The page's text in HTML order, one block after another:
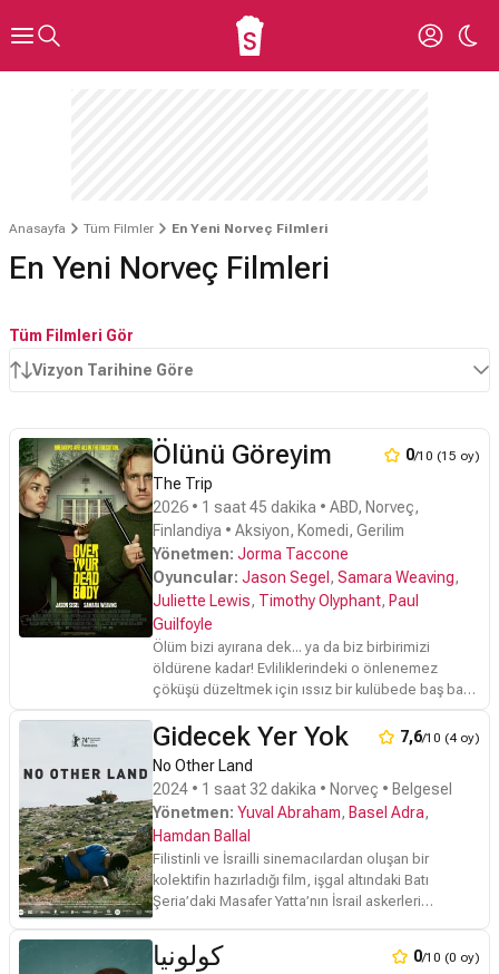
Anasayfa Tüm Filmler En Yeni Norveç Filmleri
En Yeni Norveç Filmleri
Tüm Filmleri Gör
Vizyon Tarihine Göre
Ölünü Göreyim 0/10 (15 oy)
The Trip
2026 • 1 saat 45 dakika • ABD, Norveç,
Finlandiya • Aksiyon, Komedi, Gerilim
Yönetmen: Jorma Taccone
Oyuncular: Jason Segel , Samara Weaving,
Juliette Lewis, Timothy Olyphant, Paul
Guilfoyle
Ölüm bizi ayırana dek... ya da biz birbirimizi
öldürene kadar! Evliliklerindeki o önlenemez
çöküşü düzeltmek için ıssız bir kulübede baş başa
hazırlamak için doğru zamanı beklemektedir.
planlarına bıraktığı bu tehlikeli tatilde, her bir jest
ve her bir gülümseme ölümcül bir tuzağın
habercisidir. Kimin daha hızlı, kimin daha acımasız
olduğunu sorgulatan; gerilim dozu yüksek,
klostrofobik bir ölüm kalım savaşı.
Gidecek Yer Yok 7,6/10 (4 oy)
No Other Land
2024 • 1 saat 32 dakika • Norveç • Belgesel
Yönetmen: Yuval Abraham, Basel Adra,
Hamdan Ballal
Filistinli ve İsrailli sinemacılardan oluşan bir
kolektifin hazırladığı film, işgal altındaki Batı
Şeria’daki Masafer Yatta’nın İsrail askerleri
İsrailli gazeteci Yuval arasında gelişen dayanışmayı
anlatıyor.
كولونيا 0/10 (0 oy)